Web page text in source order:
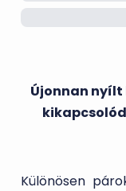
Újonnan
Különösen